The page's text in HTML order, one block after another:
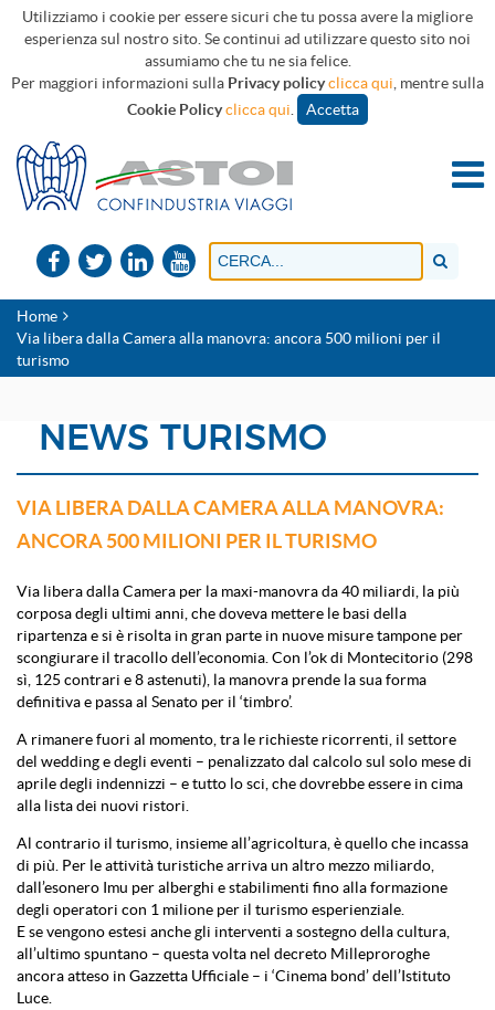
Utilizziamo i cookie per essere sicuri che tu possa avere la migliore
esperienza sul nostro sito. Se continui ad utilizzare questo sito noi
assumiamo che tu ne sia felice.
Per maggiori informazioni sulla Privacy policyclicca qui , mentre sulla
Cookie Policyclicca qui Accetta
Home
Via libera dalla Camera alla manovra: ancora 500 milioni per il
turismo
NEWS TURISMO
VIA LIBERA DALLA CAMERA ALLA MANOVRA:
ANCORA 500 MILIONI PER IL TURISMO
Via libera dalla Camera per la maxi-manovra da 40 miliardi, la più
corposa degli ultimi anni, che doveva mettere le basi della
ripartenza e si è risolta in gran parte in nuove misure tampone per
scongiurare il tracollo dell’economia. Con l’ok di Montecitorio (298
sì, 125 contrari e 8 astenuti), la manovra prende la sua forma
definitiva e passa al Senato per il ‘timbro’.
A rimanere fuori al momento, tra le richieste ricorrenti, il settore
del wedding e degli eventi – penalizzato dal calcolo sul solo mese di
aprile degli indennizzi – e tutto lo sci, che dovrebbe essere in cima
alla lista dei nuovi ristori.
Al contrario il turismo, insieme all’agricoltura, è quello che incassa
di più. Per le attività turistiche arriva un altro mezzo miliardo,
dall’esonero Imu per alberghi e stabilimenti fino alla formazione
degli operatori con 1 milione per il turismo esperienziale.
E se vengono estesi anche gli interventi a sostegno della cultura,
all’ultimo spuntano – questa volta nel decreto Milleproroghe
ancora atteso in Gazzetta Ufficiale – i ‘Cinema bond’ dell’Istituto
Luce.